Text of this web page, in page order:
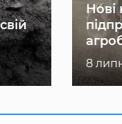
Нові
8